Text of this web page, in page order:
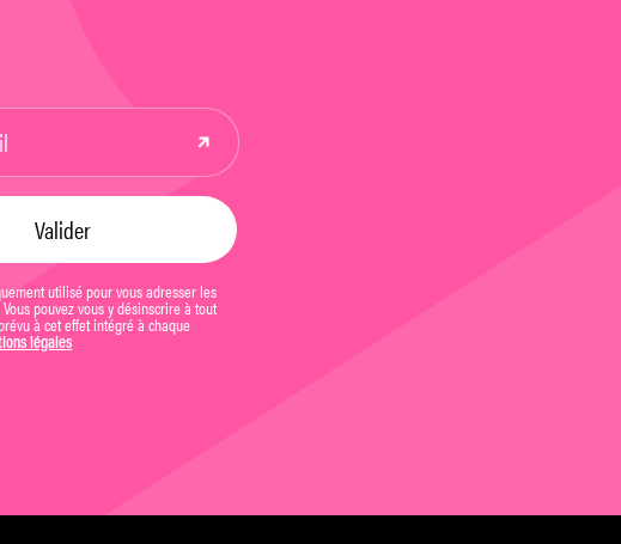
utilisé pour vous adresser les
pouvez vous y désinscrire à tout
à cet effet intégré à chaque
légales